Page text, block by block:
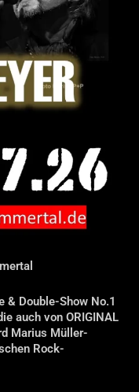
& Double-Show No.1
auch von ORIGINAL
Marius Müller-
Rock-